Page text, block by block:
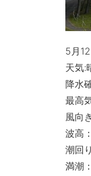
5月
天気:
降水
最高
風向
波高
潮回
満潮